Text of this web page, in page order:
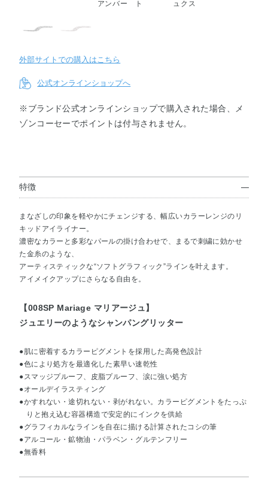
アンバー
ト
ュクス
White ア
ホワイト
Mariage
外部サイトでの購入はこちら
公式オンラインショップへ
※ブランド公式オンラインショップで購入された場合、メ
ゾンコーセーでポイントは付与されません。
特徴
まなざしの印象を軽やかにチェンジする、幅広いカラーレンジのリ
キッドアイライナー。
濃密なカラーと多彩なパールの掛け合わせで、まるで刺繍に効かせ
た金糸のような、
アーティスティックな“ソフトグラフィック”ラインを叶えます。
アイメイクアップにさらなる自由を。
【008SP Mariage マリアージュ】
ジュエリーのようなシャンパングリッター
●肌に密着するカラーピグメントを採用した高発色設計
●色により処方を最適化した素早い速乾性
●スマッジプルーフ、皮脂プルーフ、涙に強い処方
●オールデイラスティング
●かすれない・途切れない・剥がれない。カラーピグメントをたっぷ
りと抱え込む容器構造で安定的にインクを供給
●グラフィカルなラインを自在に描ける計算されたコシの筆
●アルコール・鉱物油・パラベン・グルテンフリー
●無香料